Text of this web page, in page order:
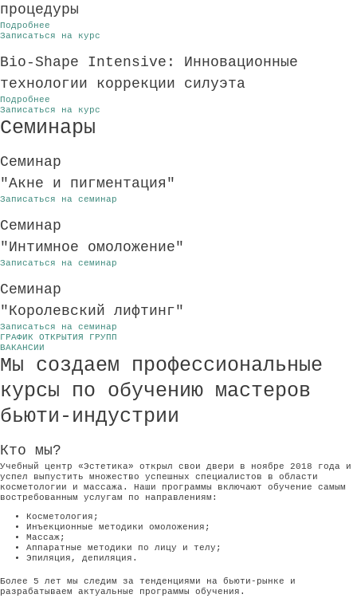
процедуры
Подробнее
Записаться на курс
Bio-Shape Intensive: Инновационные
технологии коррекции силуэта
Подробнее
Записаться на курс
Семинары
Семинар
"Акне и пигментация"
Записаться на семинар
Семинар
"Интимное омоложение"
Записаться на семинар
Семинар
"Королевский лифтинг"
Записаться на семинар
ГРАФИК ОТКРЫТИЯ ГРУПП
ВАКАНСИИ
Мы создаем профессиональные
курсы по обучению мастеров
бьюти-индустрии
Кто мы?
Учебный центр «Эстетика» открыл свои двери в ноябре 2018 года и
успел выпустить множество успешных специалистов в области
косметологии и массажа. Наши программы включают обучение самым
востребованным услугам по направлениям:
Косметология;
Инъекционные методики омоложения;
Массаж;
Аппаратные методики по лицу и телу;
Эпиляция, депиляция.
Более 5 лет мы следим за тенденциями на бьюти-рынке и
разрабатываем актуальные программы обучения.